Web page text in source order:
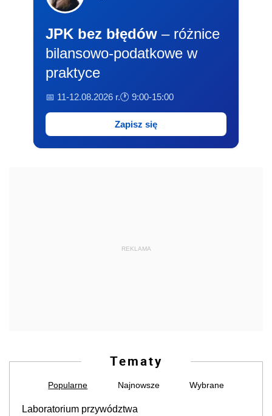
JPK bez błędów – różnice
bilansowo-podatkowe w
praktyce
📅 11-12.08.2026 r.🕐 9:00-15:00
Zapisz się
REKLAMA
Tematy
Popularne Najnowsze Wybrane
Laboratorium przywództwa